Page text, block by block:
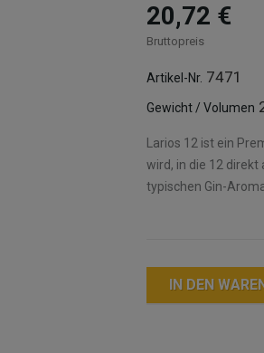
20,72 €
Bruttopreis
Artikel-Nr. 7471
Gewicht / Volumen
Larios 12 ist ein
wird, in die 12
typischen Gin-
IN DEN